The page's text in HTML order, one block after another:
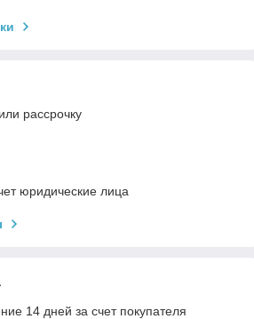
рассрочку
юридические лица
14 дней за счет покупателя